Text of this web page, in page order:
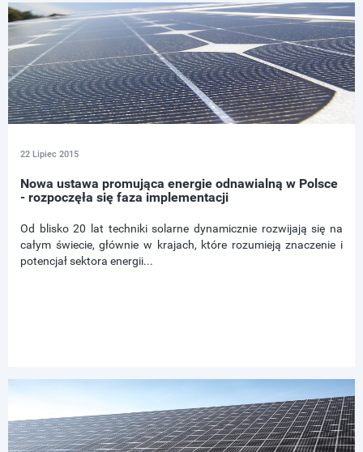
22 Lipiec 2015
Nowa ustawa promująca energie odnawialną w Polsce
- rozpoczęła się faza implementacji
Od blisko 20 lat techniki solarne dynamicznie rozwijają się na
całym świecie, głównie w krajach, które rozumieją znaczenie i
potencjał sektora energii...